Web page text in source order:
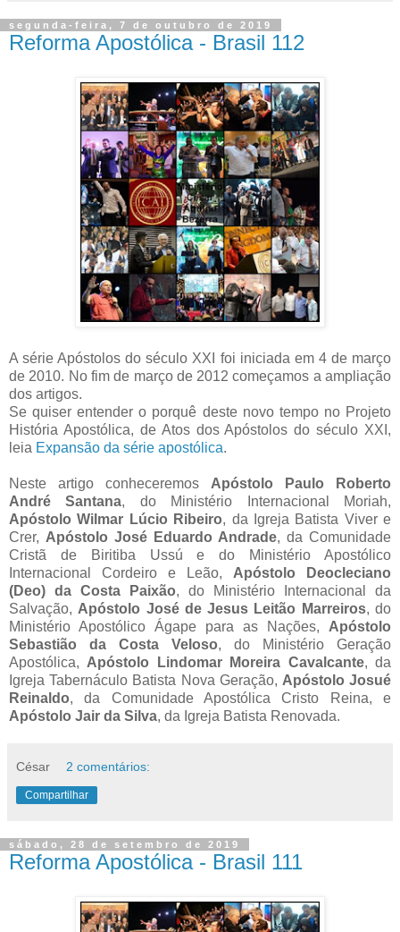
segunda-feira, 7 de outubro de 2019
Reforma Apostólica - Brasil 112
A série Apóstolos do século XXI foi iniciada em 4 de março
de 2010. No fim de março de 2012 começamos a ampliação
dos artigos.
Se quiser entender o porquê deste novo tempo no Projeto
História Apostólica, de Atos dos Apóstolos do século XXI,
leia Expansão da série apostólica.
Neste artigo conheceremos Apóstolo Paulo Roberto
André Santana, do Ministério Internacional Moriah,
Apóstolo Wilmar Lúcio Ribeiro, da Igreja Batista Viver e
Crer, Apóstolo José Eduardo Andrade, da Comunidade
Cristã de Biritiba Ussú e do Ministério Apostólico
Internacional Cordeiro e Leão, Apóstolo Deocleciano
(Deo) da Costa Paixão, do Ministério Internacional da
Salvação, Apóstolo José de Jesus Leitão Marreiros, do
Ministério Apostólico Ágape para as Nações, Apóstolo
Sebastião da Costa Veloso, do Ministério Geração
Apostólica, Apóstolo Lindomar Moreira Cavalcante, da
Igreja Tabernáculo Batista Nova Geração, Apóstolo Josué
Reinaldo, da Comunidade Apostólica Cristo Reina, e
Apóstolo Jair da Silva, da Igreja Batista Renovada.
César 2 comentários:
Compartilhar
sábado, 28 de setembro de 2019
Reforma Apostólica - Brasil 111